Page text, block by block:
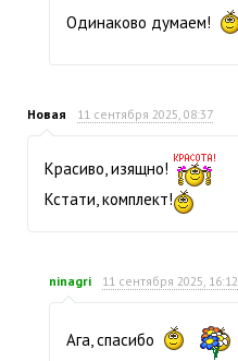
Одинаково думаем!
Новая 11 сентября 2025, 08:37
Красиво, изящно!
Кстати, комплект!
ninagri 11 сентября 2025, 16:12
Ага, спасибо